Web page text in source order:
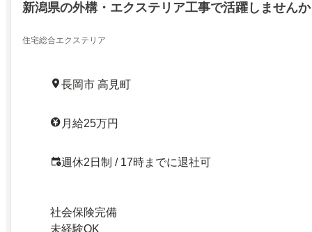
新潟県の外構・エクステリア工事で活躍しません
住宅総合エクステリア
長岡市 高見町
月給25万円
週休2日制 / 17時までに退社可
社会保険完備
未経験OK